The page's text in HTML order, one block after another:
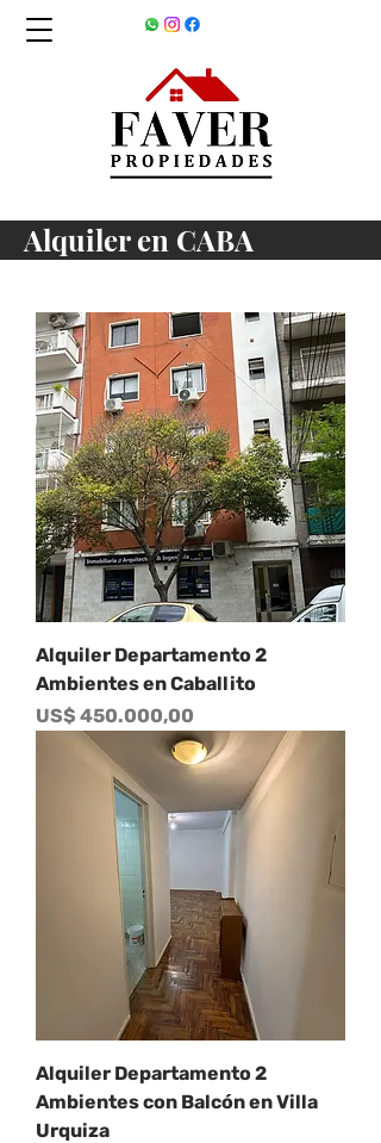
Alquiler en CABA
Alquiler Departamento 2
Ambientes en Caballito
Precio
US$ 450.000,00
Alquiler Departamento 2
Ambientes con Balcón en Villa
Urquiza